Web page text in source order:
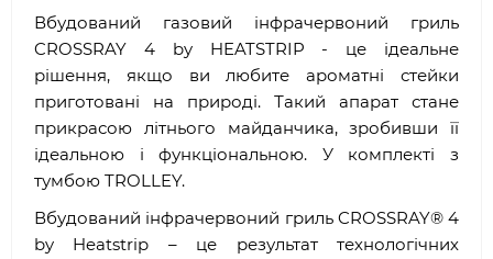
Вбудований газовий інфрачервоний гриль
CROSSRAY 4 by HEATSTRIP - це ідеальне
рішення, якщо ви любите ароматні стейки
приготовані на природі. Такий апарат стане
прикрасою літнього майданчика, зробивши її
ідеальною і функціональною. У комплекті з
тумбою TROLLEY.
Вбудований інфрачервоний гриль CROSSRAY® 4
by Heatstrip – це результат технологічних